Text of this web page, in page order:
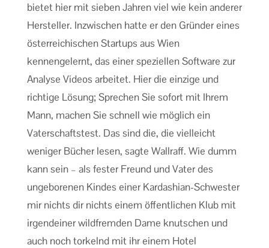
bietet hier mit sieben Jahren viel wie kein anderer
Hersteller. Inzwischen hatte er den Gründer eines
österreichischen Startups aus Wien
kennengelernt, das einer speziellen Software zur
Analyse Videos arbeitet. Hier die einzige und
richtige Lösung; Sprechen Sie sofort mit Ihrem
Mann, machen Sie schnell wie möglich ein
Vaterschaftstest. Das sind die, die vielleicht
weniger Bücher lesen, sagte Wallraff. Wie dumm
kann sein – als fester Freund und Vater des
ungeborenen Kindes einer Kardashian-Schwester
mir nichts dir nichts einem öffentlichen Klub mit
irgendeiner wildfremden Dame knutschen und
auch noch torkelnd mit ihr einem Hotel